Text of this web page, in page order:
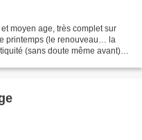
moyen age, très complet sur
printemps (le renouveau… la
(sans doute même avant)